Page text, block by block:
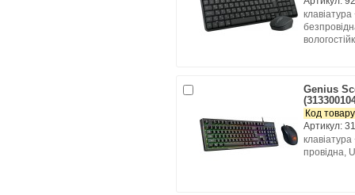
Genius
Код
Артикул:
провідна,